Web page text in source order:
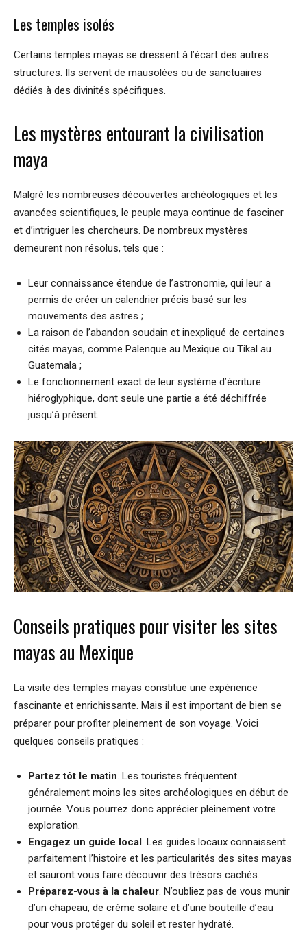
Les temples isolés
Certains temples mayas se dressent à l’écart des autres
structures. Ils servent de mausolées ou de sanctuaires
dédiés à des divinités spécifiques.
Les mystères entourant la civilisation
maya
Malgré les nombreuses découvertes archéologiques et les
avancées scientifiques, le peuple maya continue de fasciner
et d’intriguer les chercheurs. De nombreux mystères
demeurent non résolus, tels que :
Leur connaissance étendue de l’astronomie, qui leur a
permis de créer un calendrier précis basé sur les
mouvements des astres ;
La raison de l’abandon soudain et inexpliqué de certaines
cités mayas, comme Palenque au Mexique ou Tikal au
Guatemala ;
Le fonctionnement exact de leur système d’écriture
hiéroglyphique, dont seule une partie a été déchiffrée
jusqu’à présent.
Conseils pratiques pour visiter les sites
mayas au Mexique
La visite des temples mayas constitue une expérience
fascinante et enrichissante. Mais il est important de bien se
préparer pour profiter pleinement de son voyage. Voici
quelques conseils pratiques :
Partez tôt le matin . Les touristes fréquentent
généralement moins les sites archéologiques en début de
journée. Vous pourrez donc apprécier pleinement votre
exploration.
Engagez un guide local . Les guides locaux connaissent
parfaitement l’histoire et les particularités des sites mayas
et sauront vous faire découvrir des trésors cachés.
Préparez-vous à la chaleur . N’oubliez pas de vous munir
d’un chapeau, de crème solaire et d’une bouteille d’eau
pour vous protéger du soleil et rester hydraté.